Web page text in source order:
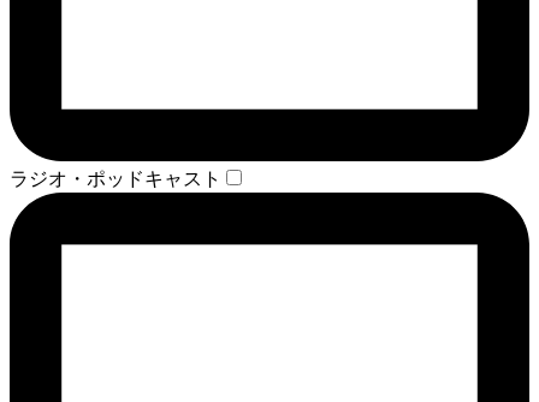
ラジオ・ポッドキャスト